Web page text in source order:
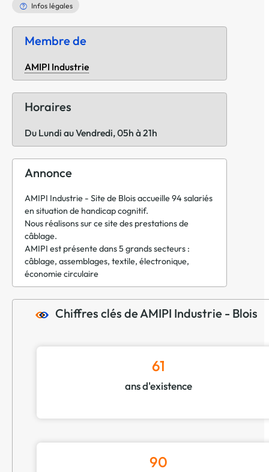
Infos légales
Membre de
AMIPI Industrie
Horaires
Du Lundi au Vendredi, 05h à 21h
Annonce
AMIPI Industrie - Site de Blois accueille 94 salariés
en situation de handicap cognitif.
Nous réalisons sur ce site des prestations de
câblage.
AMIPI est présente dans 5 grands secteurs :
câblage, assemblages, textile, électronique,
économie circulaire
Chiffres clés de AMIPI Industrie - Blois
61
ans d'existence
90